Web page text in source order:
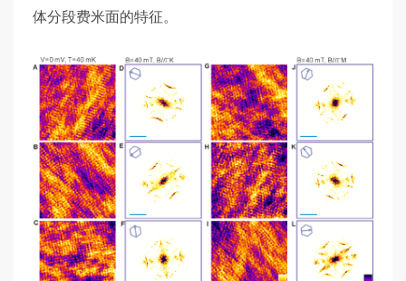
体分段费米面的特征。